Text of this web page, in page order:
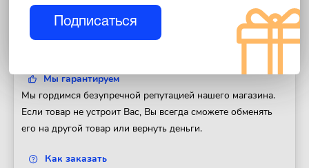
Доставка
Доставим Ваш заказ в любой регион России. Отправка
Мы гарантируем
Мы гордимся безупречной репутацией нашего магазина.
Если товар не устроит Вас, Вы всегда сможете обменять
его на другой товар или вернуть деньги.
Как заказать
Подписаться